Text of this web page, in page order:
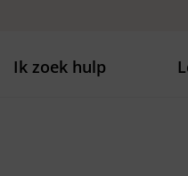
Ik zoek hulp